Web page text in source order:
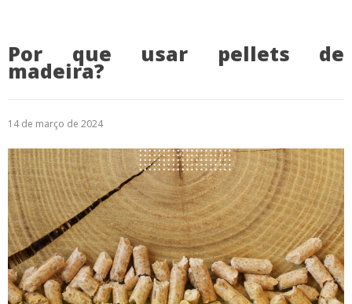
Por que usar pellets de
madeira?
14 de março de 2024